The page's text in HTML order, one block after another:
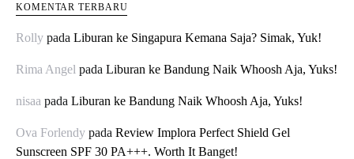
KOMENTAR TERBARU
Rolly pada Liburan ke Singapura Kemana Saja? Simak, Yuk!
Rima Angel pada Liburan ke Bandung Naik Whoosh Aja, Yuks!
nisaa pada Liburan ke Bandung Naik Whoosh Aja, Yuks!
Ova Forlendy pada Review Implora Perfect Shield Gel
Sunscreen SPF 30 PA+++. Worth It Banget!